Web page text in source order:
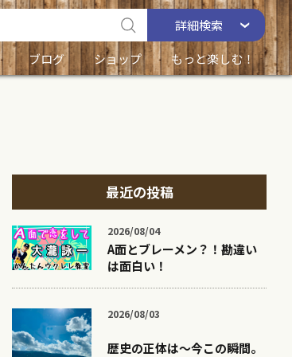
詳細検索
ブログ ショップ もっと楽しむ！
最近の投稿
2026/08/04
A面とブレーメン？！勘違い
は面白い！
2026/08/03
歴史の正体は〜今この瞬間。